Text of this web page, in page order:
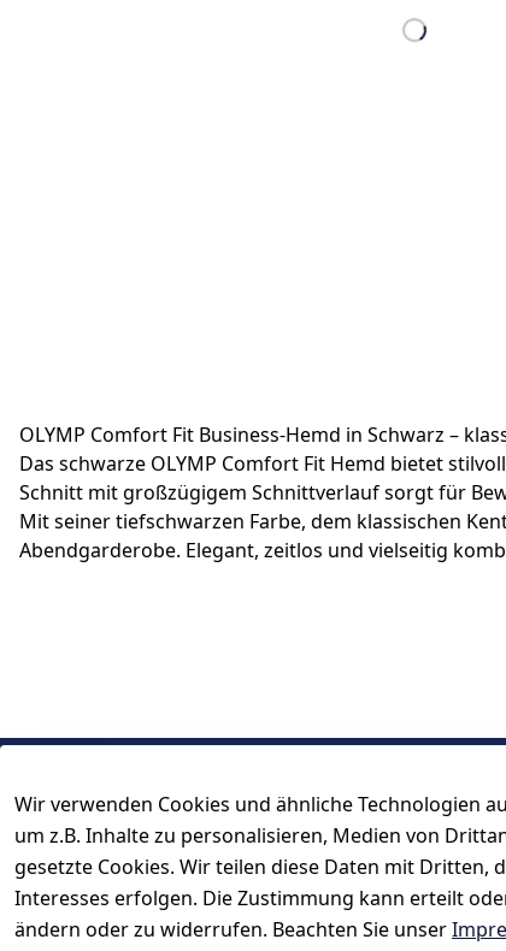
OLYMP Comfort Fit Business-Hemd in Schwarz –
Das schwarze OLYMP Comfort Fit Hemd bietet
Schnitt mit großzügigem Schnittverlauf sorgt für
Mit seiner tiefschwarzen Farbe, dem klassischen
Abendgarderobe. Elegant, zeitlos und vielseitig
Wir verwenden Cookies und ähnliche Technologien
um z.B. Inhalte zu personalisieren, Medien von
gesetzte Cookies. Wir teilen diese Daten mit
Interesses erfolgen. Die Zustimmung kann erteilt
ändern oder zu widerrufen. Beachten Sie unser
Rechtliches
AGB
Datenschutzerklärung
Kontakt
Kontakt